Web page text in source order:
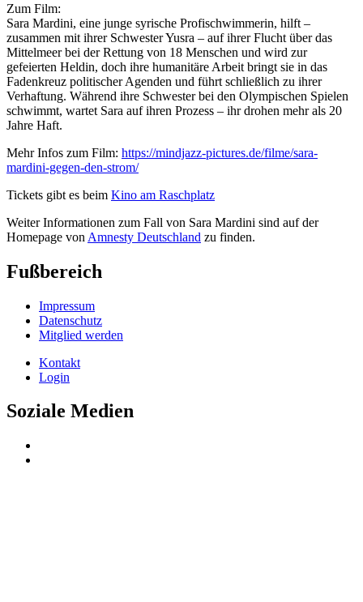
Zum Film:
Sara Mardini, eine junge syrische Profischwimmerin, hilft –
zusammen mit ihrer Schwester Yusra – auf ihrer Flucht über das
Mittelmeer bei der Rettung von 18 Menschen und wird zur
gefeierten Heldin, doch ihre humanitäre Arbeit bringt sie in das
Fadenkreuz politischer Agenden und führt schließlich zu ihrer
Verhaftung. Während ihre Schwester bei den Olympischen Spielen
schwimmt, wartet Sara auf ihren Prozess – ihr drohen mehr als 20
Jahre Haft.
Mehr Infos zum Film: https://mindjazz-pictures.de/filme/sara-
mardini-gegen-den-strom/
Tickets gibt es beim Kino am Raschplatz
Weiter Informationen zum Fall von Sara Mardini sind auf der
Homepage von Amnesty Deutschland zu finden.
Fußbereich
Impressum
Datenschutz
Mitglied werden
Kontakt
Login
Soziale Medien